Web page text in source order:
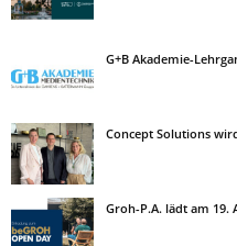
G+B Akademie-
Concept Solutions
Groh-P.A. lädt am 19.